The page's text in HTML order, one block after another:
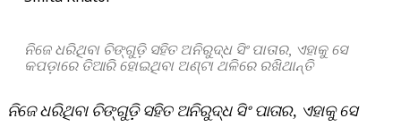
ନିଜେ ଧରିଥିବା ଚିଙ୍ଗୁଡ଼ି ସହିତ ଅନିରୁଦ୍ଧ ସିଂ ପାତାର, ଏହାକୁ ସେ
କପଡ଼ାରେ ତିଆରି ହୋଇଥିବା ଅଣ୍ଟା ଥଳିରେ ରଖିଥାନ୍ତି
ନିଜେ ଧରିଥିବା ଚିଙ୍ଗୁଡ଼ି ସହିତ ଅନିରୁଦ୍ଧ ସିଂ ପାତାର, ଏହାକୁ ସେ